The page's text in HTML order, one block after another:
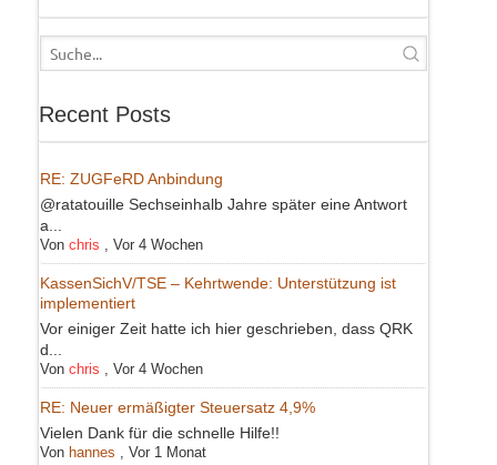
Recent Posts
RE: ZUGFeRD Anbindung
@ratatouille Sechseinhalb Jahre später eine Antwort
a...
Von chris Vor 4 Wochen
KassenSichV/TSE – Kehrtwende: Unterstützung ist
implementiert
Vor einiger Zeit hatte ich hier geschrieben, dass QRK
d...
Von chris Vor 4 Wochen
RE: Neuer ermäßigter Steuersatz 4,9%
Vielen Dank für die schnelle Hilfe!!
Von hannes Vor 1 Monat